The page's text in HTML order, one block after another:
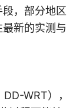
，部分地区
新的实测与
WRT），